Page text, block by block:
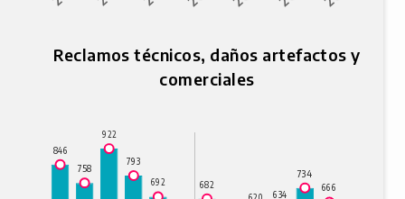
Reclamos técnicos, daños artefactos y
comerciales